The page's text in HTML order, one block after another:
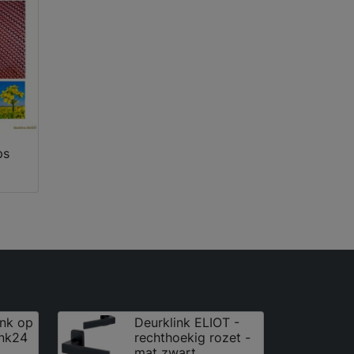
op
Deurklink ELIOT -
rechthoekig rozet -